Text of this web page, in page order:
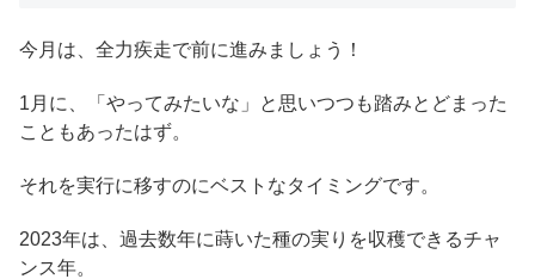
今月は、全力疾走で前に進みましょう！
1月に、「やってみたいな」と思いつつも踏みとどまった
こともあったはず。
それを実行に移すのにベストなタイミングです。
2023年は、過去数年に蒔いた種の実りを収穫できるチャ
ンス年。